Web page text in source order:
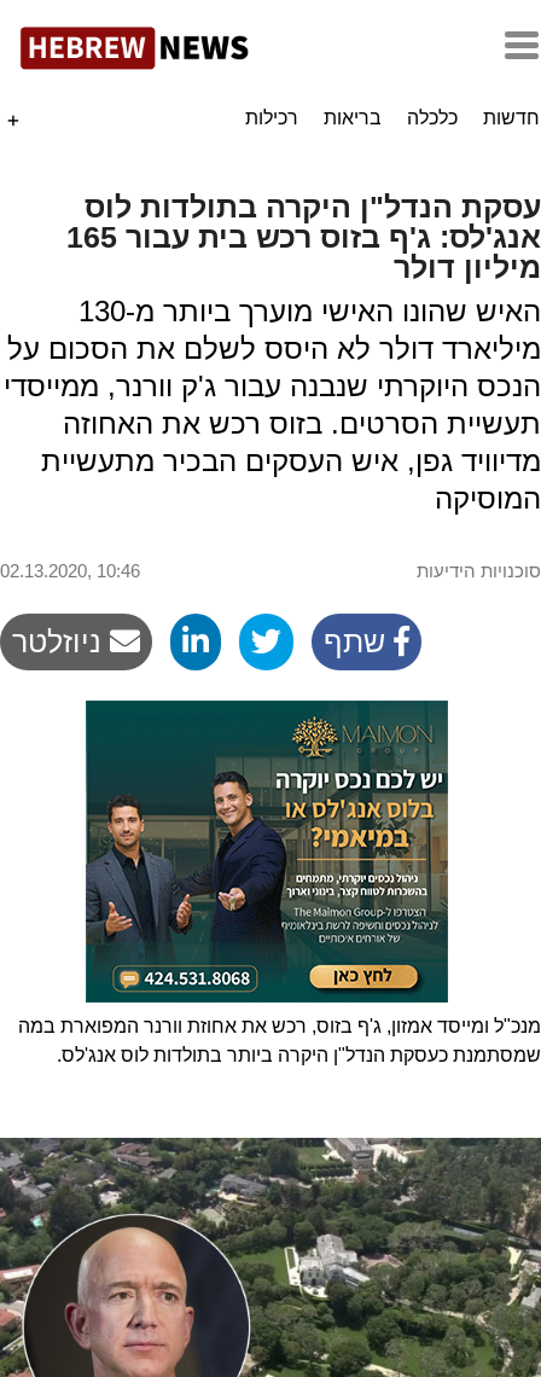
+ חדשות כלכלה בריאות רכילות
עסקת הנדל"ן היקרה בתולדות לוס
אנג'לס: ג'ף בזוס רכש בית עבור 165
מיליון דולר
האיש שהונו האישי מוערך ביותר מ-130
מיליארד דולר לא היסס לשלם את הסכום על
הנכס היוקרתי שנבנה עבור ג'ק וורנר, ממייסדי
תעשיית הסרטים. בזוס רכש את האחוזה
מדיוויד גפן, איש העסקים הבכיר מתעשיית
המוסיקה
02.13.2020, 10:46 סוכנויות הידיעות
מנכ"ל ומייסד אמזון, ג'ף בזוס, רכש את אחוזת וורנר המפוארת במה
שמסתמנת כעסקת הנדל"ן היקרה ביותר בתולדות לוס אנג'לס.